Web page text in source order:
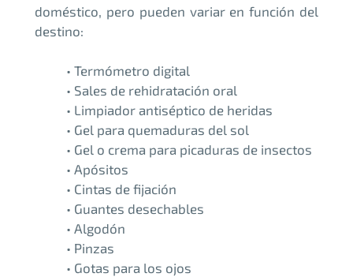
doméstico, pero pueden variar en función del
destino:
• Termómetro digital
• Sales de rehidratación oral
• Limpiador antiséptico de heridas
• Gel para quemaduras del sol
• Gel o crema para picaduras de insectos
• Apósitos
• Cintas de fijación
• Guantes desechables
• Algodón
• Pinzas
• Gotas para los ojos